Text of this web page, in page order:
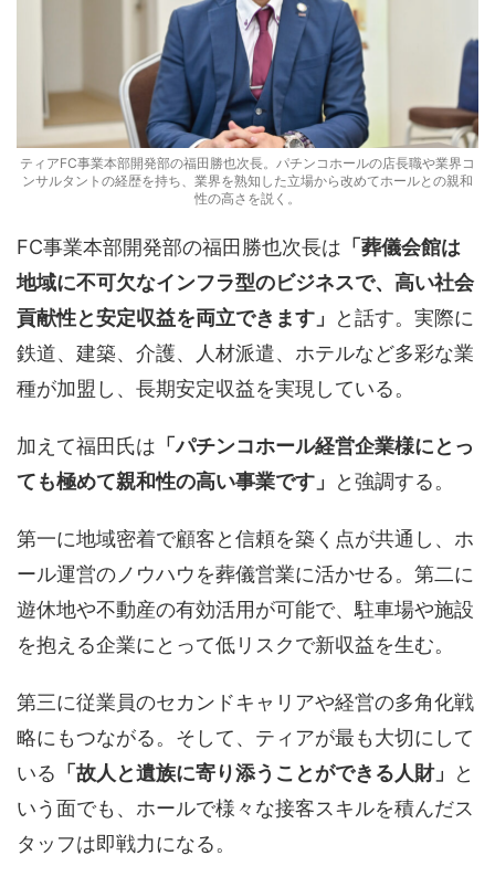
ティアFC事業本部開発部の福田勝也次長。パチンコホールの店長職や業界コ
ンサルタントの経歴を持ち、業界を熟知した立場から改めてホールとの親和
性の高さを説く。
FC事業本部開発部の福田勝也次長は 「葬儀会館は
地域に不可欠なインフラ型のビジネスで、高い社会
貢献性と安定収益を両立できます」
と話す。実際に
鉄道、建築、介護、人材派遣、ホテルなど多彩な業
種が加盟し、長期安定収益を実現している。
加えて福田氏は 「パチンコホール経営企業様にとっ
ても極めて親和性の高い事業です」
と強調する。
第一に地域密着で顧客と信頼を築く点が共通し、ホ
ール運営のノウハウを葬儀営業に活かせる。第二に
遊休地や不動産の有効活用が可能で、駐車場や施設
を抱える企業にとって低リスクで新収益を生む。
第三に従業員のセカンドキャリアや経営の多角化戦
略にもつながる。そして、ティアが最も大切にして
いる 「故人と遺族に寄り添うことができる人財」
と
いう面でも、ホールで様々な接客スキルを積んだス
タッフは即戦力になる。